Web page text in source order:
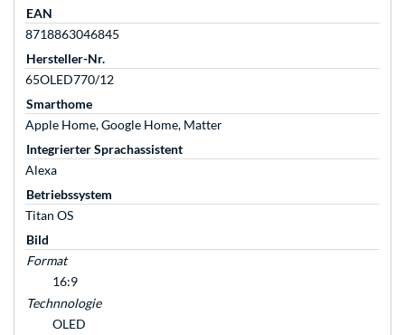
EAN
8718863046845
Hersteller-Nr.
65OLED770/12
Smarthome
Apple Home, Google Home, Matter
Integrierter Sprachassistent
Alexa
Betriebssystem
Titan OS
Bild
Format
16:9
Technnologie
OLED